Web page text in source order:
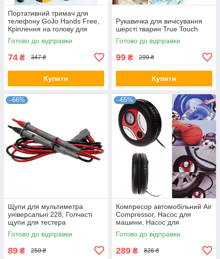
Портативний тримач для
телефону GoJo Hands Free,
Кріплення на голову для
телефону
Готово до відправки
74 ₴ 347 ₴
Купити
Рукавичка для вичісування
шерсті тварин True Touch
Готово до відправки
99 ₴ 299 ₴
Купити
–66%
Щупи для мультиметра
універсальні 228, Голчасті
щупи для тестера
Готово до відправки
89 ₴ 259 ₴
–65%
Компресор автомобільний Air
Compressor, Насос для
машини, Насос для
накачування шин
Готово до відправки
289 ₴ 826 ₴